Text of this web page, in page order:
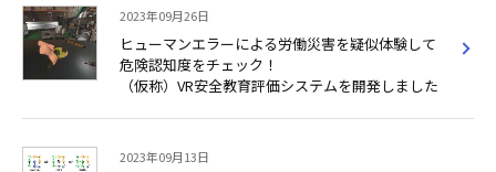
2023年09月26日
ヒューマンエラーによる労働災害を疑似体験して
危険認知度をチェック！
（仮称）VR安全教育評価システムを開発しました
2023年09月13日